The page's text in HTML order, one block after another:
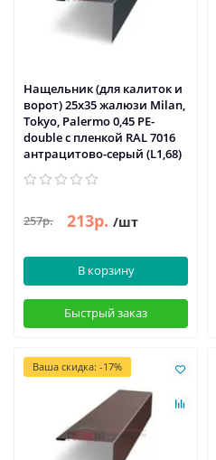
Нащельник (для калиток и
ворот) 25х35 жалюзи Milan,
Tokyo, Palermo 0,45 PE-
double с пленкой RAL 7016
антрацитово-серый (L1,68)
257р. 213р. /шт
В корзину
Быстрый заказ
Ваша скидка: -17%